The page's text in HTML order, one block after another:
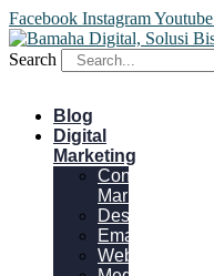
Facebook InstagramYoutube
Search
Blog
Digital
Marketing
Content
Marketing
Desain
Email
Website